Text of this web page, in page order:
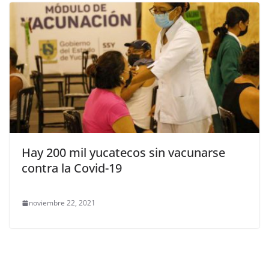
Hay 200 mil yucatecos sin vacunarse
contra la Covid-19
noviembre 22, 2021